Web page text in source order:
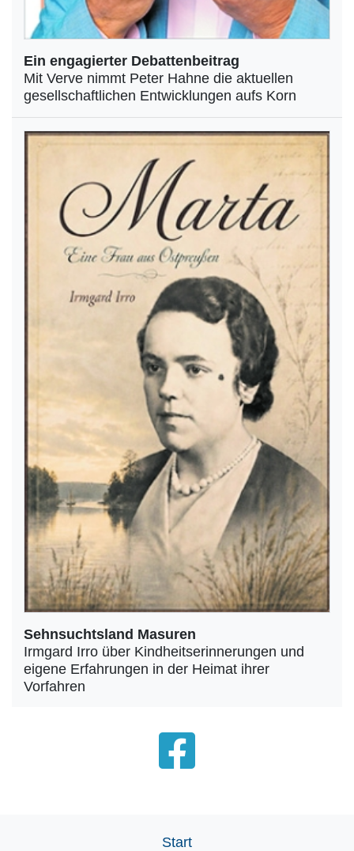
Ein engagierter Debattenbeitrag
Mit Verve nimmt Peter Hahne die aktuellen
gesellschaftlichen Entwicklungen aufs Korn
Sehnsuchtsland Masuren
Irmgard Irro über Kindheitserinnerungen und
eigene Erfahrungen in der Heimat ihrer
Vorfahren
Start